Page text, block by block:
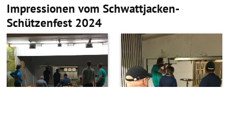
Impressionen vom Schwattjacken-
Schützenfest 2024